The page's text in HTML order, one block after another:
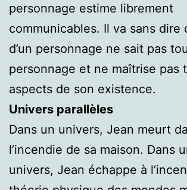
personnage estime librement
communicables. Il va sans dire
d’un personnage ne sait pas
personnage et ne maîtrise pas
aspects de son existence.
Univers parallèles
Dans un univers, Jean meurt
l’incendie de sa maison. Dans
univers, Jean échappe à